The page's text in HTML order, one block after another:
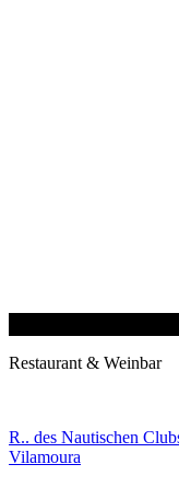
Restaurant & Weinbar
R.. des Nautischen
Vilamoura